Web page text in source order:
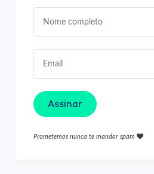
Assinar
Prometemos nunca te mandar spam